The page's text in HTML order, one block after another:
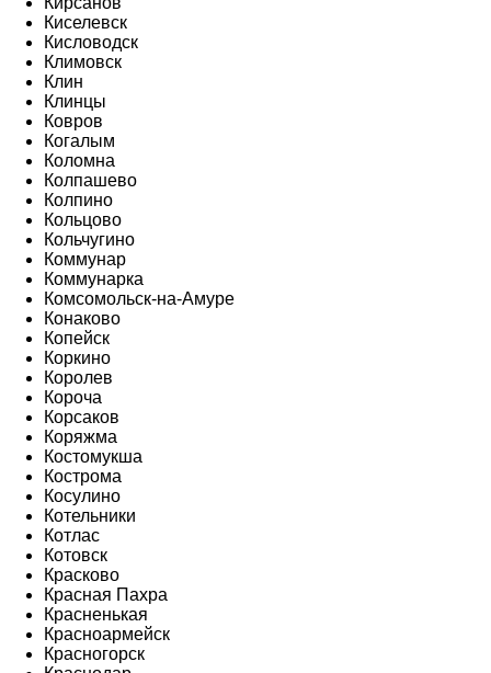
Киселевск
Кисловодск
Климовск
Клин
Клинцы
Ковров
Когалым
Коломна
Колпашево
Колпино
Кольцово
Кольчугино
Коммунар
Коммунарка
Комсомольск-на-Амуре
Конаково
Копейск
Коркино
Королев
Короча
Корсаков
Коряжма
Костомукша
Кострома
Косулино
Котельники
Котлас
Котовск
Красково
Красная Пахра
Красненькая
Красноармейск
Красногорск